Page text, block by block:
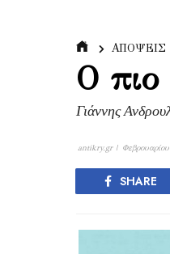
ΑΠΟΨΕΙΣ
Ο πιο
Γιάννης
antikry.gr |
SHARE